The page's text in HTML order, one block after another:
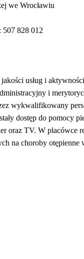
we Wrocławiu
507 828 012
usług i
i
wykwalifikowany
dostęp do pomocy
oraz TV. W placówce
na choroby